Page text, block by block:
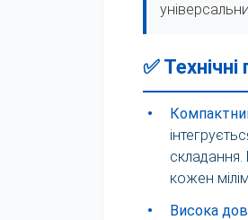
✅
•
складання.
кожен
•
Висока